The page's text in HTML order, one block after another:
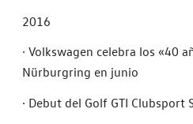
2016
· Volkswagen celebra los «40
Nürburgring en junio
· Debut del Golf GTI Clubsport